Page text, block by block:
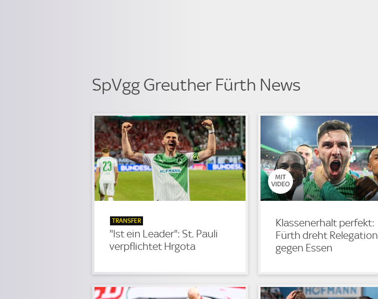
SpVgg Greuther Fürth News
TRANSFER
"Ist ein Leader": St. Pauli
verpflichtet Hrgota
Klassenerhalt perfekt:
Fürth dreht Relegation
gegen Essen